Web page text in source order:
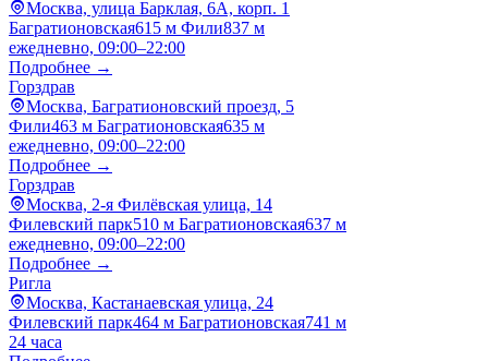
Москва, улица Барклая, 6А, корп. 1
Багратионовская615 м Фили837 м
ежедневно, 09:00–22:00
Подробнее →
Горздрав
Москва, Багратионовский проезд, 5
Фили463 м Багратионовская635 м
ежедневно, 09:00–22:00
Подробнее →
Горздрав
Москва, 2-я Филёвская улица, 14
Филевский парк510 м Багратионовская637 м
ежедневно, 09:00–22:00
Подробнее →
Ригла
Москва, Кастанаевская улица, 24
Филевский парк464 м Багратионовская741 м
24 часа